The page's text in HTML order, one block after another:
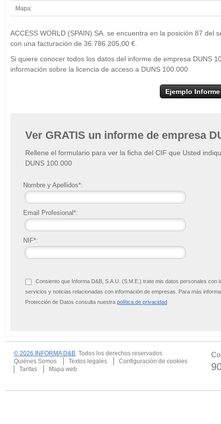
Mapa:
−
ACCESS WORLD (SPAIN) SA. se encuentra en la posición 87 del
con una facturación de 36.786.205,00 €.
Si quiere conocer todos los datos del informe de empresa DUNS
información sobre la licencia de acceso a DUNS 100.000
Ejemplo Informe
Ver GRATIS un informe de empresa
Rellene el formulario para ver la ficha del CIF que Usted
DUNS 100.000
Nombre y Apellidos*:
Email Profesional*:
NIF*:
Consiento que Informa D&B, S.A.U. (S.M.E.) trate mis datos personales
servicios y noticias relacionadas con información de empresas. Para más
Protección de Datos consulta nuestra política de privacidad
© 2026 INFORMA D&B. Todos los derechos reservados
Quiénes Somos
Textos legales
Configuración de cookies
Tarifas
Mapa web